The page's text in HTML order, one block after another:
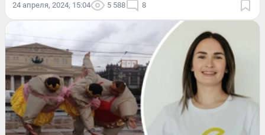
24 апреля, 2024, 15:04 5 588 8